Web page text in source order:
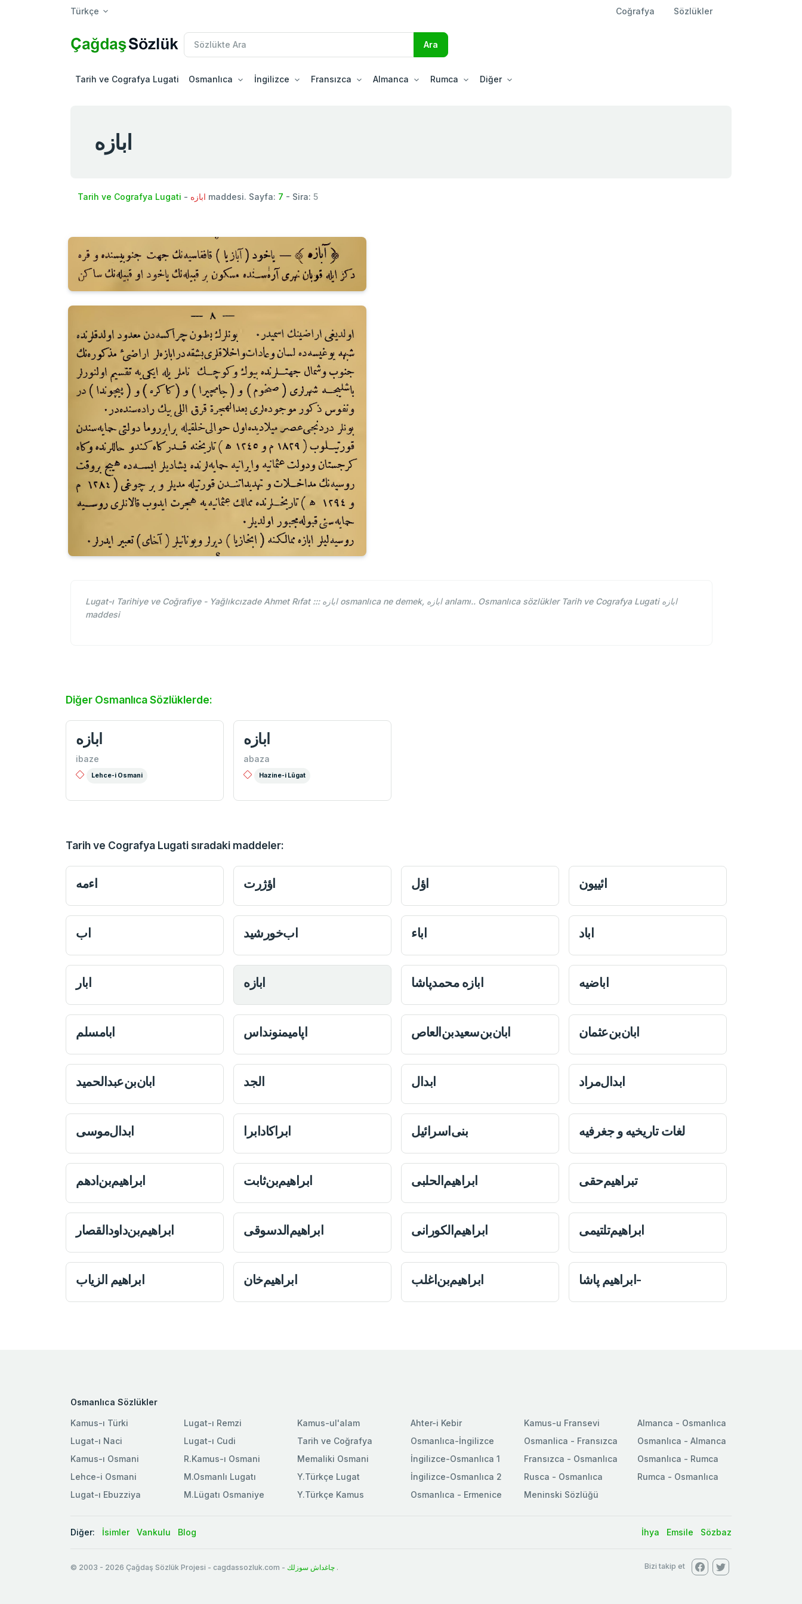
Türkçe Coğrafya Sözlükler
Tarih ve Cografya Lugati Osmanlıca İngilizce Fransızca Almanca Rumca Diğer
ابازه
Tarih ve Cografya Lugati - ابازه maddesi. Sayfa: 7 - Sira: 5
Lugat-ı Tarihiye ve Coğrafiye - Yağlıkcızade Ahmet Rıfat ::: ابازه osmanlıca ne demek, ابازه anlamı.. Osmanlıca sözlükler Tarih ve Cografya Lugati ابازه
maddesi
Diğer Osmanlıca Sözlüklerde:
ابازه
ibaze
Lehce-i Osmani
ابازه
abaza
Hazine-i Lûgat
Tarih ve Cografya Lugati sıradaki maddeler:
‌‌اءمه اؤ‌‌ژرت اؤل ائییون
اب اب‌خورشید اباء اباد
ابار ابازه ابازه محمدپاشا اباضیه
ابامسلم اپامیمنونداس ابان‌بن‌سعیدبن‌العاص ابان‌بن‌عثمان
ابان‌بن‌عبدالحمید الجد ابدال ابدال‌مراد
ابدال‌موسی ابراكادابرا ‌بنی‌اسرائیل لغات تاریخیه و جغرفیه
ابراهیم‌بن‌ادهم ابراهیم‌بن‌ثابت ابراهیم‌‌الحلبی تبراهیم‌حقی
ابراهیم‌بن‌داودالقصار ابراهیم‌الدسوقی ابراهیم‌الكورانی ابراهیم‌تلتیمی
ابراهيم الزیاب ابراهیم‌خان ابراهیم‌بن‌اغلب ابراهيم پاشا-
Osmanlıca Sözlükler
Kamus-ı Türki
Lugat-ı Naci
Kamus-ı Osmani
Lehce-i Osmani
Lugat-ı Ebuzziya
Lugat-ı Remzi
Lugat-ı Cudi
R.Kamus-ı Osmani
M.Osmanlı Lugatı
M.Lügatı Osmaniye
Kamus-ul'alam
Tarih ve Coğrafya
Memaliki Osmani
Y.Türkçe Lugat
Y.Türkçe Kamus
Ahter-i Kebir
Osmanlıca-İngilizce
İngilizce-Osmanlıca 1
İngilizce-Osmanlıca 2
Osmanlıca - Ermenice
Kamus-u Fransevi
Osmanlica - Fransızca
Fransızca - Osmanlıca
Rusca - Osmanlıca
Meninski Sözlüğü
Almanca - Osmanlıca
Osmanlıca - Almanca
Osmanlıca - Rumca
Rumca - Osmanlıca
Diğer: İsimler Vankulu Blog İhya Emsile Sözbaz
© 2003 - 2026 Çağdaş Sözlük Projesi - cagdassozluk.com - چاغداش سوزلك . Bizi takip et